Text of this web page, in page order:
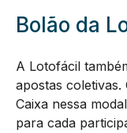
Bolão da
A Lotofácil
apostas
Caixa nessa
para cada